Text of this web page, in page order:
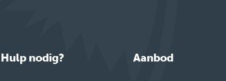
Hulp nodig? Aanbod